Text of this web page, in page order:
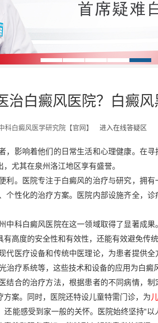
治白癜风医院？白癜
科白癜风医学研究院【官网】 进入在线答疑区
影响着他们的日常生活和心理健康。在寻
尤其在泉州洛江地区享有盛誉。
。医院专注于白癜风的治疗与研究，拥有
个性化的治疗方案。医院内部设施齐全，
科白癜风医院在这一领域取得了显著成果
高度的安全性和有效性，还能有效避免传
医疗设备和传统中医理论，为患者提供全
疗系统等，这些技术和设备的应用为白癜
合的治疗方法，根据患者的不同病情，制
案。同时，医院还特设儿童特需门诊，为
感受到家一般的关怀。医院始终坚持“以